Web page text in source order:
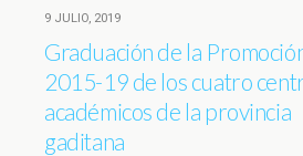
9 JULIO, 2019
Graduación de la
2015-19 de los cuatro
académicos de la provincia
gaditana